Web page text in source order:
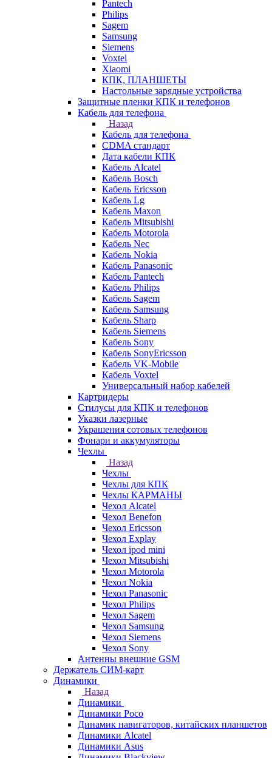
Pantech
Philips
Sagem
Samsung
Siemens
Voxtel
Xiaomi
КПК, ПЛАНШЕТЫ
Настольные зарядные устройства
Защитные пленки КПК и телефонов
Кабель для телефона
Назад
Кабель для телефона
CDMA стандарт
Дата кабели КПК
Кабель Alcatel
Кабель Bosch
Кабель Ericsson
Кабель Lg
Кабель Maxon
Кабель Mitsubishi
Кабель Motorola
Кабель Nec
Кабель Nokia
Кабель Panasonic
Кабель Pantech
Кабель Philips
Кабель Sagem
Кабель Samsung
Кабель Sharp
Кабель Siemens
Кабель Sony
Кабель SonyEricsson
Кабель VK-Mobile
Кабель Voxtel
Универсальный набор кабелей
Картридеры
Стилусы для КПК и телефонов
Указки лазерные
Украшения сотовых телефонов
Фонари и аккумуляторы
Чехлы
Назад
Чехлы
Чехлы для КПК
Чехлы КАРМАНЫ
Чехол Alcatel
Чехол Benefon
Чехол Ericsson
Чехол Explay
Чехол ipod mini
Чехол Mitsubishi
Чехол Motorola
Чехол Nokia
Чехол Panasonic
Чехол Philips
Чехол Sagem
Чехол Samsung
Чехол Siemens
Чехол Sony
Антенны внешние GSM
Держатель СИМ-карт
Динамики
Назад
Динамики
Динамики Poco
Динамик навигаторов, китайских планшетов
Динамики Alcatel
Динамики Asus